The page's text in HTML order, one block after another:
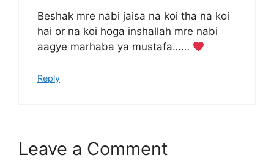
Beshak mre nabi jaisa na koi tha na koi
hai or na koi hoga inshallah mre nabi
aagye marhaba ya mustafa……
Reply
Leave a Comment